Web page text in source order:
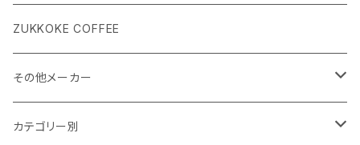
ZUKKOKE COFFEE
その他メーカー
ACLIMA
カテゴリー別